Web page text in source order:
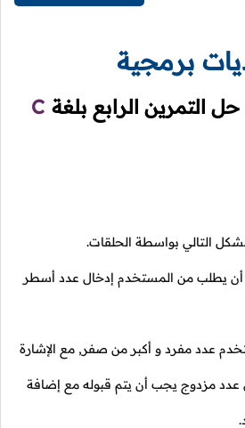
برمجية
التمرين الرابع بلغة C
التالي بواسطة الحلقات.
أن يطلب من المستخدم إدخال عدد أسطر
عدد مفرد و أكبر من صفر, مع الإشارة
عدد مزدوج يجب أن يتم قبوله مع إضافة